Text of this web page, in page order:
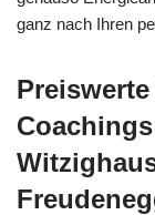
ganz nach Ihren